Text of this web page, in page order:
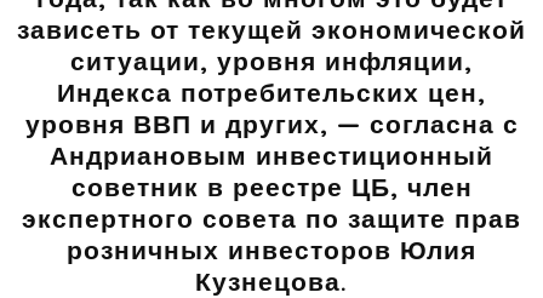
зависеть от текущей экономической
ситуации, уровня инфляции,
Индекса потребительских цен,
уровня ВВП и других, — согласна с
Андриановым инвестиционный
советник в реестре ЦБ, член
экспертного совета по защите прав
розничных инвесторов Юлия
Кузнецова.